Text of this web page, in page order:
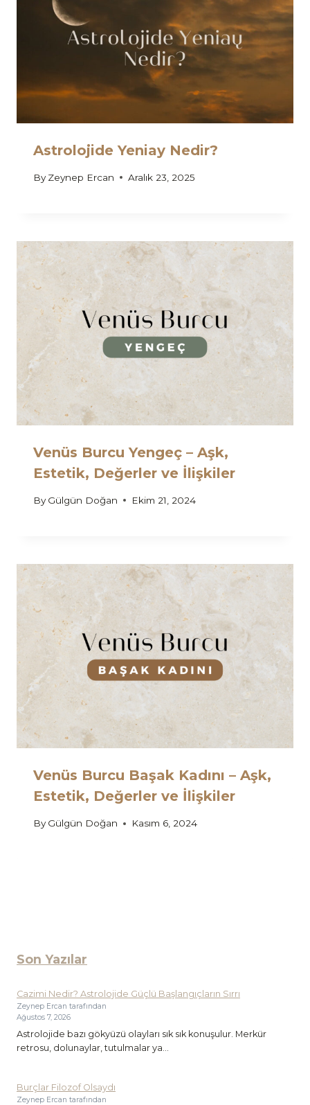
Astrolojide Yeniay Nedir?
By Zeynep Ercan Aralık 23, 2025
Venüs Burcu Yengeç – Aşk,
Estetik, Değerler ve İlişkiler
By Gülgün Doğan Ekim 21, 2024
Venüs Burcu Başak Kadını – Aşk,
Estetik, Değerler ve İlişkiler
By Gülgün Doğan Kasım 6, 2024
Son Yazılar
Cazimi Nedir? Astrolojide Güçlü Başlangıçların Sırrı
Zeynep Ercan tarafından
Ağustos 7, 2026
Astrolojide bazı gökyüzü olayları sık sık konuşulur. Merkür
retrosu, dolunaylar, tutulmalar ya...
Burçlar Filozof Olsaydı
Zeynep Ercan tarafından